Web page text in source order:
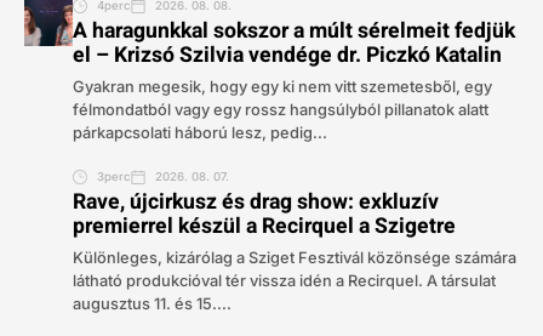
4perc 2026. 08. 08.
A haragunkkal sokszor a múlt sérelmeit fedjük
el – Krizsó Szilvia vendége dr. Piczkó Katalin
Gyakran megesik, hogy egy ki nem vitt szemetesből, egy
félmondatból vagy egy rossz hangsúlyból pillanatok alatt
párkapcsolati háború lesz, pedig...
3perc 2026. 08. 07.
Rave, újcirkusz és drag show: exkluzív
premierrel készül a Recirquel a Szigetre
Különleges, kizárólag a Sziget Fesztivál közönsége számára
látható produkcióval tér vissza idén a Recirquel. A társulat
augusztus 11. és 15....